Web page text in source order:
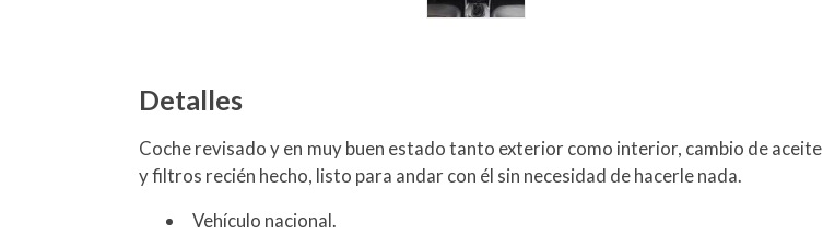
Detalles
Coche revisado y en muy buen estado tanto exterior como interior, cambio de aceite
y filtros recién hecho, listo para andar con él sin necesidad de hacerle nada.
Vehículo nacional.